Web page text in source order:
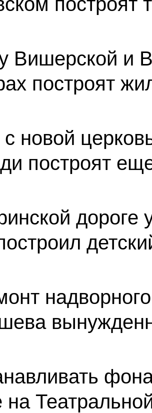
Вишерской и
построят
новой
построят
дороге
на